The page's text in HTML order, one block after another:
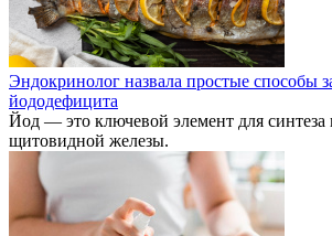
Эндокринолог назвала простые способы
йододефицита
Йод — это ключевой элемент для синтеза
щитовидной железы.